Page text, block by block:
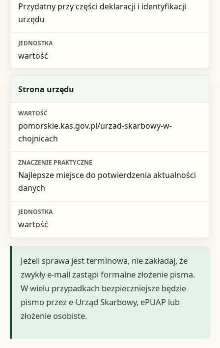
Przydatny przy części deklaracji i identyfikacji
urzędu
wartość
Strona urzędu
pomorskie.kas.gov.pl/urzad-skarbowy-w-
chojnicach
Najlepsze miejsce do potwierdzenia aktualności
danych
wartość
Jeżeli sprawa jest terminowa, nie zakładaj, że
zwykły e-mail zastąpi formalne złożenie pisma.
W wielu przypadkach bezpieczniejsze będzie
pismo przez e-Urząd Skarbowy, ePUAP lub
złożenie osobiste.